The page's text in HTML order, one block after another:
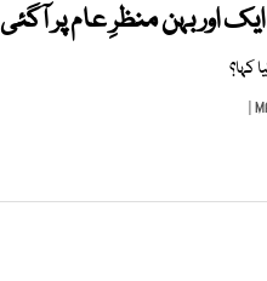
اور بہن منظرِ عام پر آگئی
کہا؟